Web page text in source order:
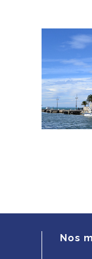
Nos